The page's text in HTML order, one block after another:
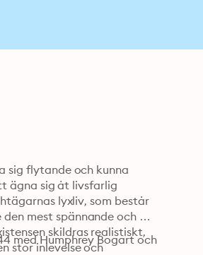
sig flytande och kunna
ägna sig åt livsfarlig
lyxliv, som består
mest spännande och
skildras realistiskt,
stor inlevelse och
med Humphrey Bogart och